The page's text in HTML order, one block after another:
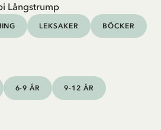
Långstrump
LEKSAKER BÖCKER
6-9 ÅR 9-12 ÅR